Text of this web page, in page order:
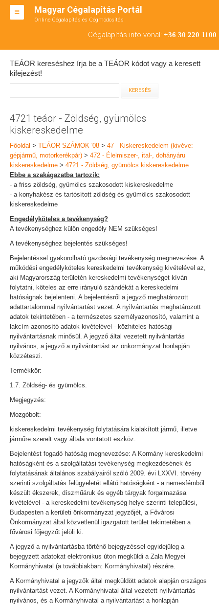
Magyar Cégalapítás Portál
Online Cégalapítás és Cégmódosítás
Cégalapítás info vonal: +36 30 220 1100
BT ALAPÍTÁS
RT ALAPÍTÁS
TEÁOR SZÁMOK '08
IRODÁK
TEÁOR kereséshez írja be a TEÁOR kódot vagy a keresett
kifejezést!
4721 teáor - Zöldség, gyümölcs
kiskereskedelme
Főoldal > TEÁOR SZÁMOK '08 > 47 - Kiskereskedelem (kivéve:
gépjármű, motorkerékpár) > 472 - Élelmiszer-, ital-, dohányáru
kiskereskedelme > 4721 - Zöldség, gyümölcs kiskereskedelme
Ebbe a szakágazatba tartozik:
- a friss zöldség, gyümölcs szakosodott kiskereskedelme
- a konyhakész és tartósított zöldség és gyümölcs szakosodott
kiskereskedelme
Engedélyköteles a tevékenység?
A tevékenységhez külön engedély NEM szükséges!
A tevékenységhez bejelentés szükséges!
Bejelentéssel gyakorolható gazdasági tevékenység megnevezése: A
működési engedélyköteles kereskedelmi tevékenység kivételével az,
aki Magyarország területén kereskedelmi tevékenységet kíván
folytatni, köteles az erre irányuló szándékát a kereskedelmi
hatóságnak bejelenteni. A bejelentésről a jegyző meghatározott
adattartalommal nyilvántartást vezet. A nyilvántartás meghatározott
adatok tekintetében - a természetes személyazonosító, valamint a
lakcím-azonosító adatok kivételével - közhiteles hatósági
nyilvántartásnak minősül. A jegyző által vezetett nyilvántartás
nyilvános, a jegyző a nyilvántartást az önkormányzat honlapján
közzéteszi.
Termékkör:
1.7. Zöldség- és gyümölcs.
Megjegyzés:
Mozgóbolt:
kiskereskedelmi tevékenység folytatására kialakított jármű, illetve
járműre szerelt vagy általa vontatott eszköz.
Bejelentést fogadó hatóság megnevezése: A Kormány kereskedelmi
hatóságként és a szolgáltatási tevékenység megkezdésének és
folytatásának általános szabályairól szóló 2009. évi LXXVI. törvény
szerinti szolgáltatás felügyeletét ellátó hatóságként - a nemesfémből
készült ékszerek, díszműáruk és egyéb tárgyak forgalmazása
kivételével - a kereskedelmi tevékenység helye szerinti települési,
Budapesten a kerületi önkormányzat jegyzőjét, a Fővárosi
Önkormányzat által közvetlenül igazgatott terület tekintetében a
fővárosi főjegyzőt jelöli ki.
A jegyző a nyilvántartásba történő bejegyzéssel egyidejűleg a
bejegyzett adatokat elektronikus úton megküldi a Zala Megyei
Kormányhivatal (a továbbiakban: Kormányhivatal) részére.
A Kormányhivatal a jegyzők által megküldött adatok alapján országos
nyilvántartást vezet. A Kormányhivatal által vezetett nyilvántartás
nyilvános, és a Kormányhivatal a nyilvántartást a honlapján